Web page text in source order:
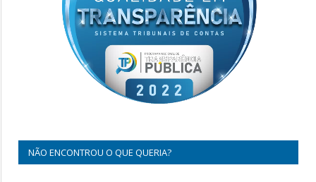
NÃO ENCONTROU O QUE QUERIA?